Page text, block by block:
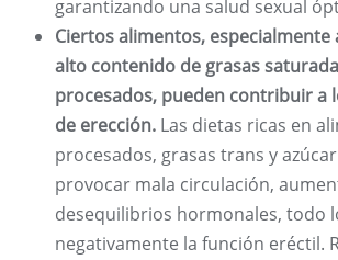
garantizando una salud sexual
Ciertos alimentos, especialmente
alto contenido de grasas
procesados, pueden contribuir a
de erección. Las dietas ricas en
procesados, grasas trans y
provocar mala circulación,
desequilibrios hormonales, todo
negativamente la función eréctil.